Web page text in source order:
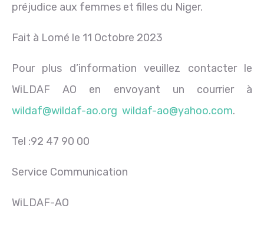
préjudice aux femmes et filles du Niger.
Fait à Lomé le 11 Octobre 2023
Pour plus d’information veuillez contacter le
WiLDAF AO en envoyant un courrier à
wildaf@wildaf-ao.org wildaf-ao@yahoo.com.
Tel :92 47 90 00
Service Communication
WiLDAF-AO